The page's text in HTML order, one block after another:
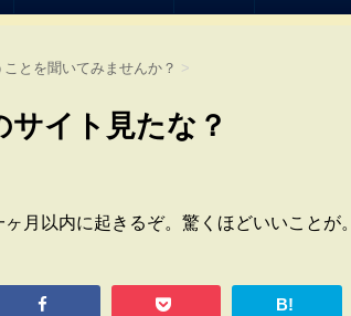
とを聞いてみませんか？ >
サイト見たな？
月以内に起きるぞ。驚くほどいいことが。
B!